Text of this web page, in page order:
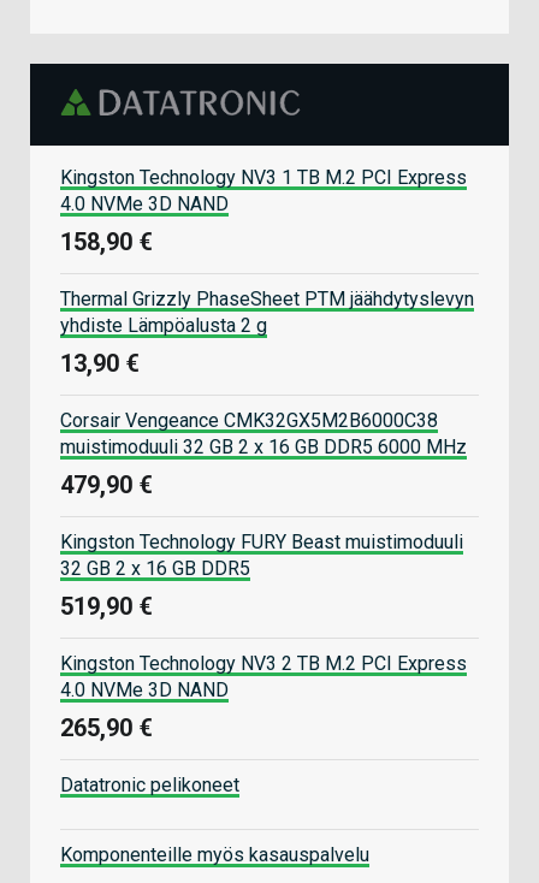
Kingston Technology NV3 1 TB M.2 PCI Express
4.0 NVMe 3D NAND
158,90 €
Thermal Grizzly PhaseSheet PTM jäähdytyslevyn
yhdiste Lämpöalusta 2 g
13,90 €
Corsair Vengeance CMK32GX5M2B6000C38
muistimoduuli 32 GB 2 x 16 GB DDR5 6000 MHz
479,90 €
Kingston Technology FURY Beast muistimoduuli
32 GB 2 x 16 GB DDR5
519,90 €
Kingston Technology NV3 2 TB M.2 PCI Express
4.0 NVMe 3D NAND
265,90 €
Datatronic pelikoneet
Komponenteille myös kasauspalvelu